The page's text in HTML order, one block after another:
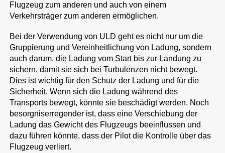
Flugzeug zum anderen und auch von einem
Verkehrsträger zum anderen ermöglichen.
Bei der Verwendung von ULD geht es nicht nur um die
Gruppierung und Vereinheitlichung von Ladung, sondern
auch darum, die Ladung vom Start bis zur Landung zu
sichern, damit sie sich bei Turbulenzen nicht bewegt.
Dies ist wichtig für den Schutz der Ladung und für die
Sicherheit. Wenn sich die Ladung während des
Transports bewegt, könnte sie beschädigt werden. Noch
besorgniserregender ist, dass eine Verschiebung der
Ladung das Gewicht des Flugzeugs beeinflussen und
dazu führen könnte, dass der Pilot die Kontrolle über das
Flugzeug verliert.